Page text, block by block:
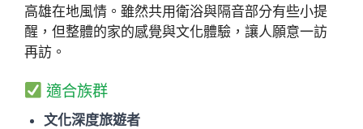
高雄在地風情。雖然共用衛浴與隔音部分有些小提
醒，但整體的家的感覺與文化體驗，讓人願意一訪
再訪。
適合族群
文化深度旅遊者